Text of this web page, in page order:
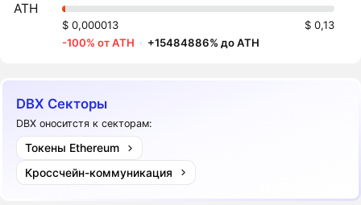
ATH
$ 0,000013
$ 0,13
-100% от ATH · +15484886% до ATH
DBX Секторы
DBX оноситстя к секторам:
Токены Ethereum
Кроссчейн-коммуникация